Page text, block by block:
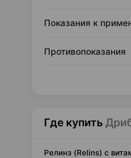
Показания к
Противопоказания
Где купить
Релинз (Relins) с